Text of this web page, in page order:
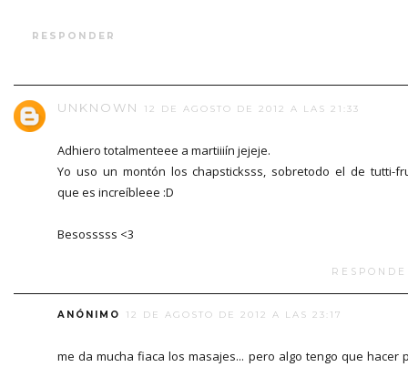
RESPONDER
UNKNOWN 12 DE AGOSTO DE 2012 A LAS 21:33
Adhiero totalmenteee a martiiiín jejeje.
Yo uso un montón los chapsticksss, sobretodo el de tutti-
que es increíbleee :D
Besosssss <3
ANÓNIMO 12 DE AGOSTO DE 2012 A LAS 23:17
me da mucha fiaca los masajes... pero algo tengo que hacer